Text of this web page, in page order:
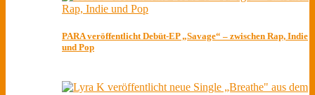
PARA veröffentlicht Debüt-EP „Savage“ – zwischen Rap, Indie
und Pop